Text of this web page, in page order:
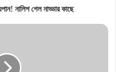
নালিশ গেল নাড্ডার কাছে